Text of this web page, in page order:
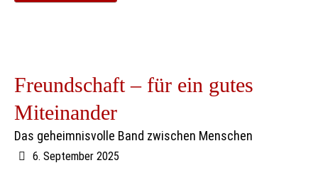
Freundschaft – für ein gutes
Miteinander
Das geheimnisvolle Band zwischen Menschen
6. September 2025